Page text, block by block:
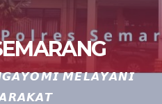
𝙈𝙀𝙇𝘼𝙔𝘼𝙉𝙄